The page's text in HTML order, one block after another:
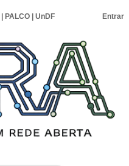
PALCO UnDF Entrar